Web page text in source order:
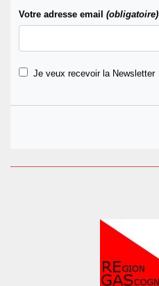
Votre adresse email (obligatoire)
Je veux recevoir la Newsletter